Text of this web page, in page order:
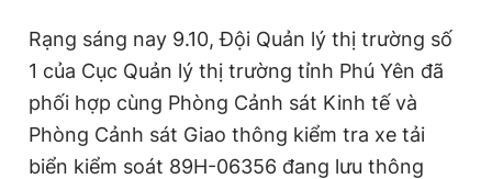
Đặt báo Quảng cáo RSS Tòa soạn Chính sách bảo
Tổng biên tập: Nguyễn Ngọc Toàn
Phó tổng biên tập thường trực: Hải Thành
Phó tổng biên tập: Lâm Hiếu Dũng
Rạng sáng nay 9.10, Đội Quản lý thị trường số
1 của Cục Quản lý thị trường tỉnh Phú Yên đã
phối hợp cùng Phòng Cảnh sát Kinh tế và
Phòng Cảnh sát Giao thông kiểm tra xe tải
biển kiểm soát 89H-06356 đang lưu thông